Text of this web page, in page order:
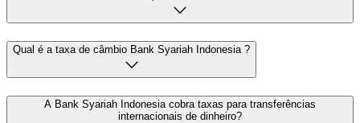
Qual é a taxa de câmbio Bank Syariah Indonesia ?
A Bank Syariah Indonesia cobra taxas para transferências
internacionais de dinheiro?